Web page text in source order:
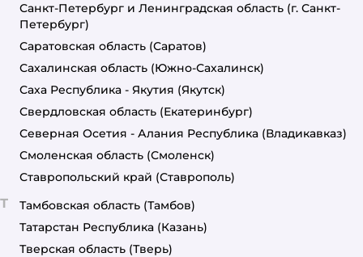
Санкт-Петербург и Ленинградская область (г. Санкт-
Петербург)
Саратовская область (Саратов)
Сахалинская область (Южно-Сахалинск)
Саха Республика - Якутия (Якутск)
Свердловская область (Екатеринбург)
Северная Осетия - Алания Республика (Владикавказ)
Смоленская область (Смоленск)
Ставропольский край (Ставрополь)
Т Тамбовская область (Тамбов)
Татарстан Республика (Казань)
Тверская область (Тверь)